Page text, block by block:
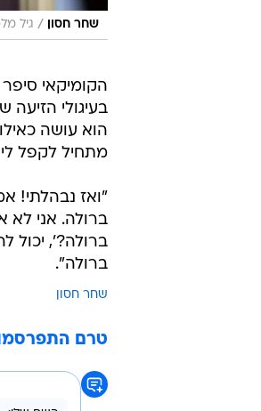
שחר חסון / גיל
הקומיקאי
בעיגולי
הוא עושה
מתחיל לקפל
"ואז נבהלתי!
ברולה. אני לא
ברולה?', יכול
ברולה".
שחר חסון
טרם